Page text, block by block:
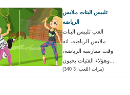
تلبيس البنات ملابس
الرياضه
العب تلبيس البنات
ملابس الرياضه، انه
وقت ممارسه الرياضه،
(مرات اللعب: 3 340)